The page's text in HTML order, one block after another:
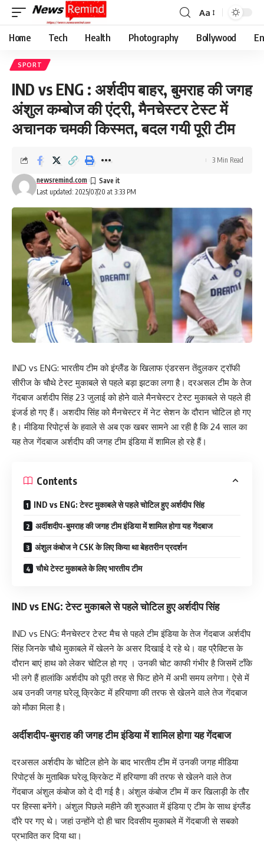
Font
Resizer
Aa
Home Tech Health Photography Bollywood
SPORT
IND vs ENG : अर्शदीप बाहर, बुमराह की जगह
अंशुल कम्बोज की एंट्री, मैनचेस्टर टेस्ट में
अचानक चमकी किस्मत, बदल गयी पूरी टीम
Last updated: 2025/07/20 at 3:33 PM
newsremind.com
3 Min Read
IND vs ENG: भारतीय टीम को इंग्लैंड के खिलाफ एंडरसन तेंदुलकर ट्रॉफी
सीरीज के चौथे टेस्ट मुकाबले से पहले बड़ा झटका लगा है। दरअसल टीम के तेज
गेंदबाज अर्शदीप सिंह 23 जुलाई को होने वाले मैनचेस्टर टेस्ट मुकाबले से पहले ही
इंजर्ड हो गए हैं। अशदीप सिंह को मैनचेस्टर में नेट सेशन के दौरान चोटिल हो गए
है। मीडिया रिपोर्ट्स के हवाले से अब एक खबर सामने आ रही है कि 24 साल का
यह तेज गेंदबाज अर्शदीप की जगह टीम इंडिया में शामिल हो रहे हैं।
Contents
IND vs ENG: टेस्ट मुकाबले से पहले चोटिल हुए अर्शदीप सिंह
अर्दीशदीप-बुमराह की जगह टीम इंडिया में शामिल होगा यह गेंदबाज
अंशुल कंबोज ने CSK के लिए किया था बेहतरीन प्रदर्शन
चौथे टेस्ट मुकाबले के लिए भारतीय टीम
IND vs ENG: टेस्ट मुकाबले से पहले चोटिल हुए अर्शदीप सिंह
IND vs ENG: मैनचेस्टर टेस्ट मैच से पहले टीम इंडिया के तेज गेंदबाज अर्शदीप
सिंह जिनके चौथे मुकाबले में खेलने के असर दिखाई दे रहे थे। वह प्रैक्टिस के
दौरान बाएं हाथ को लेकर चोटिल हो गए । उनकी चोट काफी गंभीर है जिसमें टाँके
भी लगे हैं हालांकि अर्शदीप को पूरी तरह से फिट होने में अभी समय लगेगा। ऐसे में
अब उनकी जगह घरेलू क्रिकेट में हरियाणा की तरफ से खेलने वाले तेज गेंदबाज
को मौका मिला है।
अर्दीशदीप-बुमराह की जगह टीम इंडिया में शामिल होगा यह गेंदबाज
दरअसल अर्शदीप के चोटिल होने के बाद भारतीय टीम में उनकी जगह मीडिया
रिपोर्ट्स के मुताबिक घरेलू क्रिकेट में हरियाणा की तरफ से खेलने वाले तेज
गेंदबाज अंशुल कंबोज को दे दी गई है। अंशुल कंबोज टीम में कर खिलाड़ी के तौर
पर हिस्सा बनेंगे। अंशुल पिछले महीने की शुरुआत में इंडिया ए टीम के साथ इंग्लैंड
दौरे पर गए थे। जहां उन्होंने दो ही चार दिवसीय मुकाबले में गेंदबाजी से सबको
प्रभावित कर दिया था।